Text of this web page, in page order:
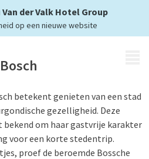
der Valk Hotel Group
op een nieuwe website
betekent genieten van een stad
gezelligheid. Deze
om haar gastvrije karakter
voor een korte stedentrip.
proef de beroemde Bossche